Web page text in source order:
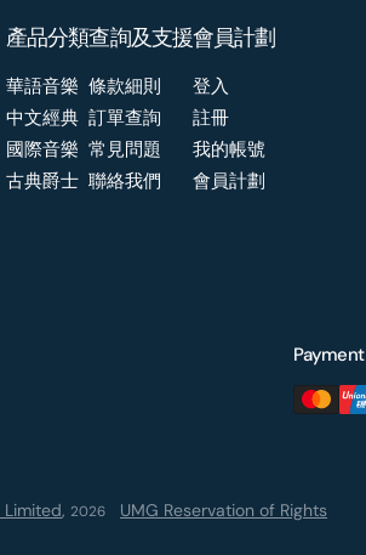
產品分類
華語音樂
中文經典
國際音樂
古典爵士
查詢及支援
條款細則
訂單查詢
常見問題
聯絡我們
會員計劃
登入
註冊
我的帳號
會員計劃
Payment
Limited, 2026 UMG Reservation of Rights